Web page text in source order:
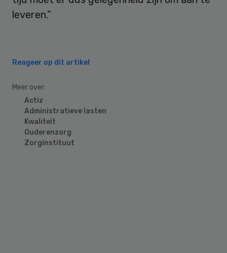
leveren.”
Reageer op dit artikel
Meer over:
Actiz
Administratieve lasten
Kwaliteit
Ouderenzorg
Zorginstituut